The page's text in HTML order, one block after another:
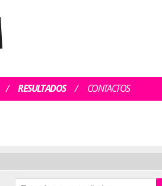
RESULTADOS CONTACTOS